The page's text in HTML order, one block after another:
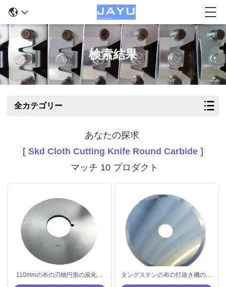
検索結果
全カテゴリー
あなたの探求
[ Skd Cloth Cutting Knife Round Carbide ]
マッチ 10 プロダクト
110mmの布の刃物円形の炭化物
HSSの生地の刃物
タングステンの布の打抜き機の円
形の刃HSS SKDの切断の車輪の生